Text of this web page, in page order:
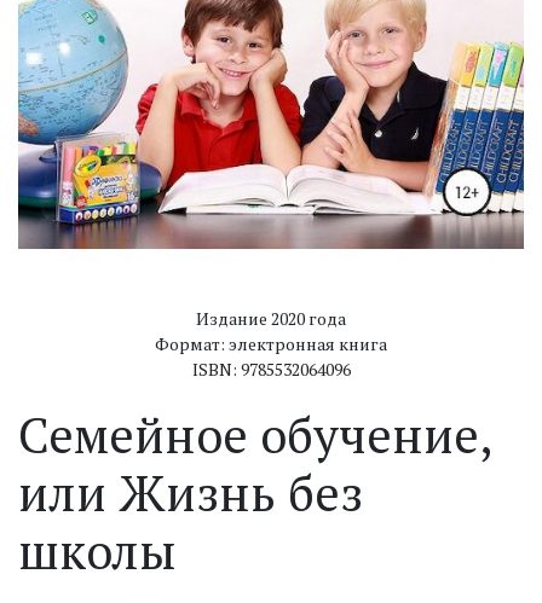
Издание 2020 года
Формат: электронная книга
ISBN: 9785532064096
Семейное обучение,
или Жизнь без
школы